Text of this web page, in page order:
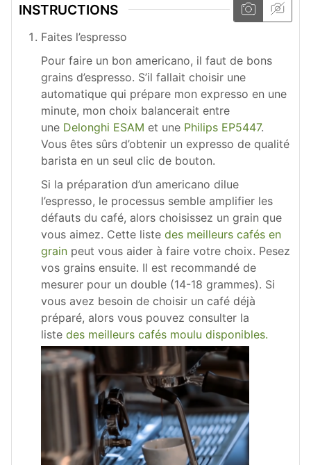
INSTRUCTIONS
Faites l’espresso
Pour faire un bon americano, il faut de bons
grains d’espresso. S’il fallait choisir une
automatique qui prépare mon expresso en une
minute, mon choix balancerait entre
une Delonghi ESAM et une Philips EP5447.
Vous êtes sûrs d’obtenir un expresso de qualité
barista en un seul clic de bouton.
Si la préparation d’un americano dilue
l’espresso, le processus semble amplifier les
défauts du café, alors choisissez un grain que
vous aimez. Cette liste des meilleurs cafés en
grain peut vous aider à faire votre choix. Pesez
vos grains ensuite. Il est recommandé de
mesurer pour un double (14-18 grammes). Si
vous avez besoin de choisir un café déjà
préparé, alors vous pouvez consulter la
liste des meilleurs cafés moulu disponibles.